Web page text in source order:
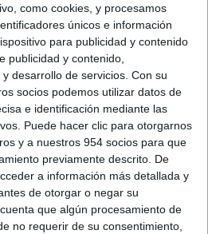
como cookies, y procesamos
únicos e información
para publicidad y contenido
publicidad y contenido,
desarrollo de servicios. Con su
socios podemos utilizar datos de
e identificación mediante las
Puede hacer clic para otorgarnos
y a nuestros 954 socios para que
previamente descrito. De
a información más detallada y
de otorgar o negar su
que algún procesamiento de
no requerir de su consentimiento,
3.300 €